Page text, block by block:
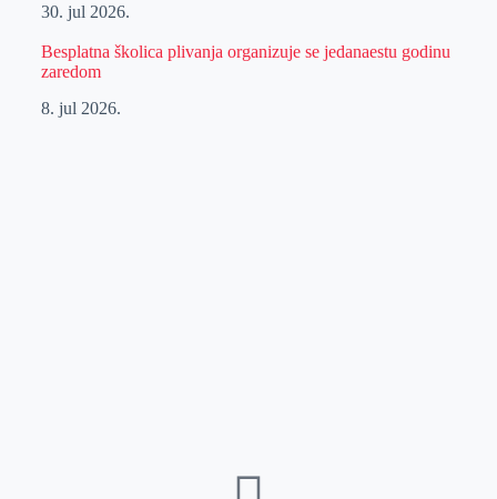
30. jul 2026.
Besplatna školica plivanja organizuje se jedanaestu godinu
zaredom
8. jul 2026.